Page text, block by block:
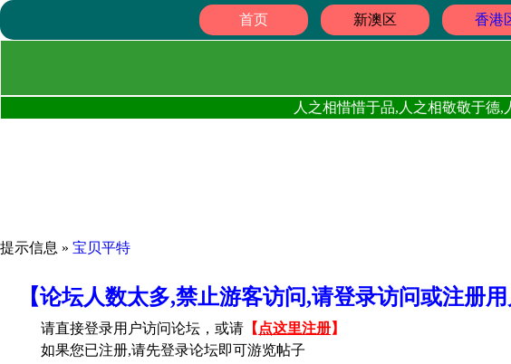
首页 新澳区 香港
人之相惜惜于品,人之相敬敬于德
提示信息 » 宝贝平特
【论坛人数太多,禁止游客访问,请登录访问或注册
请直接登录用户访问论坛，或请 【 点这里注册】
如果您已注册,请先登录论坛即可游览帖子